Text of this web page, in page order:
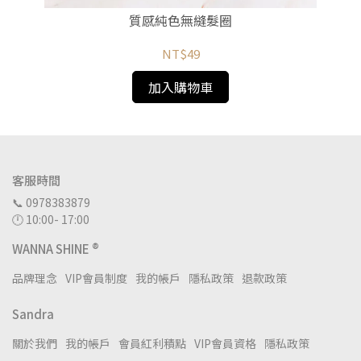
質感純色無縫髮圈
NT$49
加入購物車
客服時間
📞 0978383879
🕛 10:00- 17:00
WANNA SHINE ®
品牌理念 VIP會員制度 我的帳戶 隱私政策 退款政策
Sandra
關於我們 我的帳戶 會員紅利積點 VIP會員資格 隱私政策